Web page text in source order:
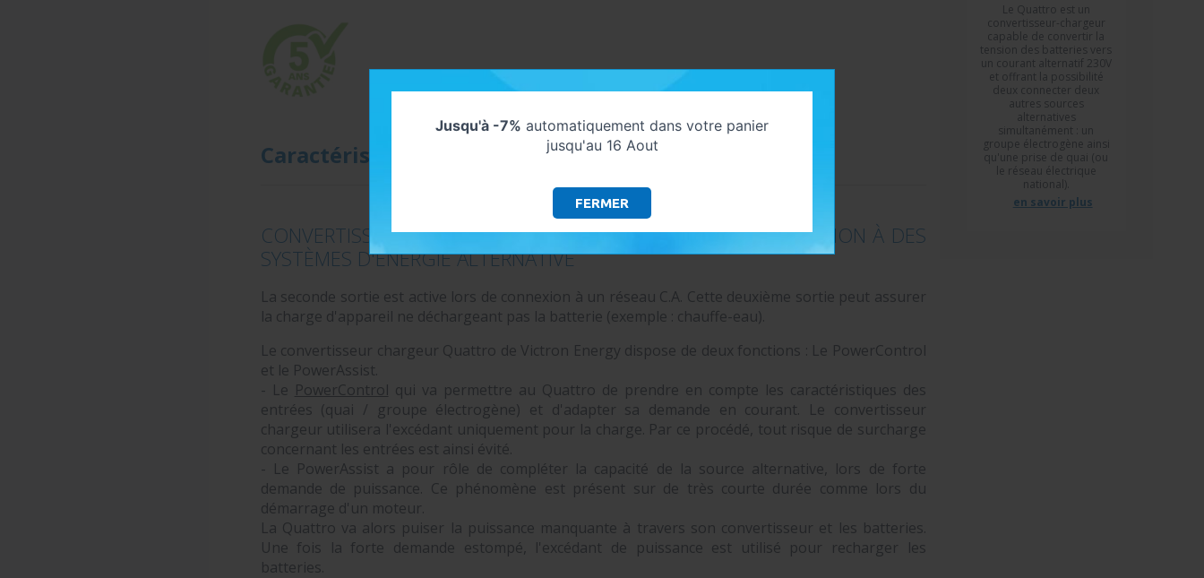
Caractéristiques techniques
CONVERTISSEUR CHARGEUR DE COURANT QUATTRO : CONNEXION À DES
SYSTÈMES D'ÉNERGIE ALTERNATIVE
La seconde sortie est active lors de connexion à un réseau C.A. Cette deuxième sortie peut assurer
la charge d'appareil ne déchargeant pas la batterie (exemple : chauffe-eau).
Le convertisseur chargeur Quattro de Victron Energy dispose de deux fonctions : Le PowerControl
et le PowerAssist.
- Le PowerControl qui va permettre au Quattro de prendre en compte les caractéristiques des
entrées (quai / groupe électrogène) et d'adapter sa demande en courant. Le convertisseur
chargeur utilisera l'excédant uniquement pour la charge. Par ce procédé, tout risque de surcharge
concernant les entrées est ainsi évité.
- Le PowerAssist a pour rôle de compléter la capacité de la source alternative, lors de forte
demande de puissance. Ce phénomène est présent sur de très courte durée comme lors du
démarrage d'un moteur.
La Quattro va alors puiser la puissance manquante à travers son convertisseur et les batteries.
Une fois la forte demande estompé, l'excédant de puissance est utilisé pour recharger les
batteries.
Le Quattro est un
convertisseur-chargeur
capable de convertir la
tension des batteries vers
un courant alternatif 230V
et offrant la possibilité
deux connecter deux
autres sources
alternatives
simultanément : un
groupe électrogène ainsi
qu'une prise de quai (ou
le réseau électrique
national).
en savoir plus
Jusqu'à -7% automatiquement dans votre panier
jusqu'au 16 Aout
FERMER